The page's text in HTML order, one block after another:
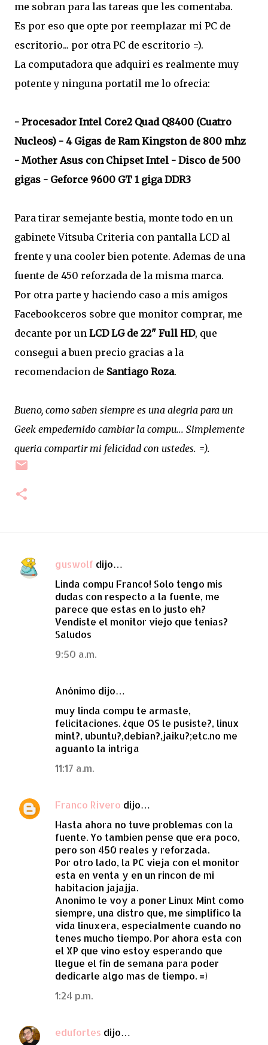
me sobran para las tareas que les comentaba.
Es por eso que opte por reemplazar mi PC de
escritorio... por otra PC de escritorio =).
La computadora que adquiri es realmente muy
potente y ninguna portatil me lo ofrecia:
- Procesador Intel Core2 Quad Q8400 (Cuatro
Nucleos) - 4 Gigas de Ram Kingston de 800 mhz
- Mother Asus con Chipset Intel - Disco de 500
gigas - Geforce 9600 GT 1 giga DDR3
Para tirar semejante bestia, monte todo en un
gabinete Vitsuba Criteria con pantalla LCD al
frente y una cooler bien potente. Ademas de una
fuente de 450 reforzada de la misma marca.
Por otra parte y haciendo caso a mis amigos
Facebookceros sobre que monitor comprar, me
decante por un LCD LG de 22" Full HD, que
consegui a buen precio gracias a la
recomendacion de Santiago Roza.
Bueno, como saben siempre es una alegria para un
Geek empedernido cambiar la compu... Simplemente
queria compartir mi felicidad con ustedes. =).
C
guswolf dijo…
Linda compu Franco! Solo tengo mis
dudas con respecto a la fuente, me
parece que estas en lo justo eh?
Vendiste el monitor viejo que tenias?
Saludos
9:50 a.m.
Anónimo dijo…
muy linda compu te armaste,
felicitaciones. ¿que OS le pusiste?, linux
mint?, ubuntu?,debian?,jaiku?;etc.no me
aguanto la intriga
11:17 a.m.
Franco Rivero dijo…
Hasta ahora no tuve problemas con la
fuente. Yo tambien pense que era poco,
pero son 450 reales y reforzada.
Por otro lado, la PC vieja con el monitor
esta en venta y en un rincon de mi
habitacion jajajja.
Anonimo le voy a poner Linux Mint como
siempre, una distro que, me simplifico la
vida linuxera, especialmente cuando no
tenes mucho tiempo. Por ahora esta con
el XP que vino estoy esperando que
llegue el fin de semana para poder
dedicarle algo mas de tiempo. =)
1:24 p.m.
edufortes dijo…